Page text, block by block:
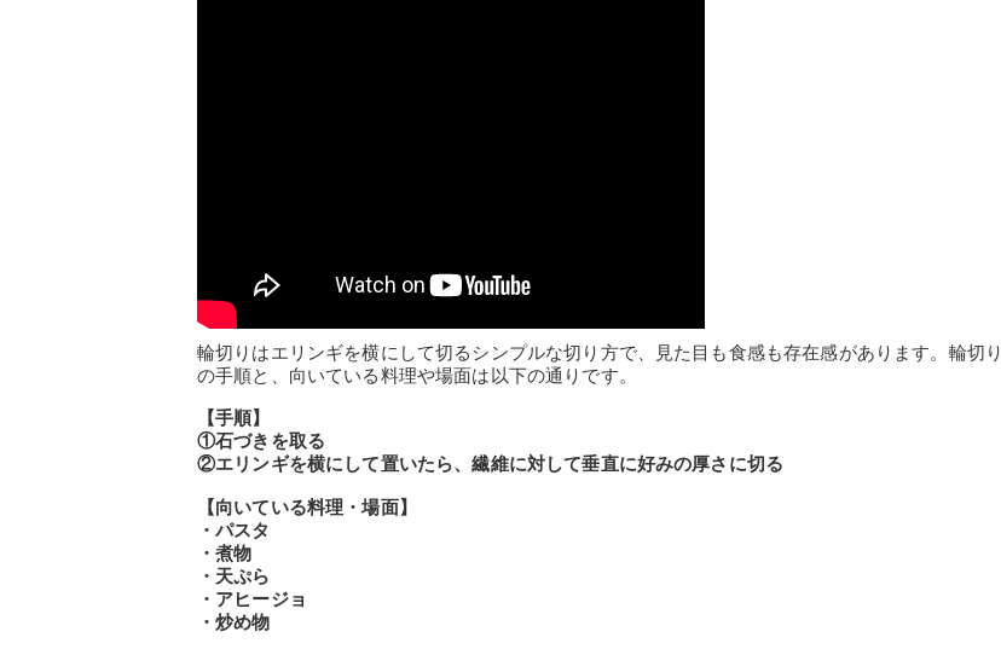
輪切りはエリンギを横にして切るシンプルな切り方で、見た目も食感も存在感があります。輪切り
の手順と、向いている料理や場面は以下の通りです。
【手順】
①石づきを取る
②エリンギを横にして置いたら、繊維に対して垂直に好みの厚さに切る
【向いている料理・場面】
・パスタ
・煮物
・天ぷら
・アヒージョ
・炒め物